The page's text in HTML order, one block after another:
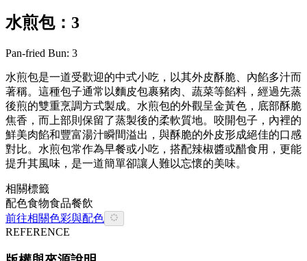
水煎包：3
Pan-fried Bun: 3
水煎包是一道受歡迎的中式小吃，以其外皮酥脆、內餡多汁而
著稱。這種包子通常以麵皮包裹豬肉、蔬菜等餡料，經過先蒸
後煎的雙重烹調方式製成。水煎包的外觀呈金黃色，底部酥脆
焦香，而上部則保留了蒸製後的柔軟質地。咬開包子，內裡的
鮮美肉餡和豐富湯汁瞬間溢出，與酥脆的外皮形成絕佳的口感
對比。水煎包常作為早餐或小吃，搭配辣椒醬或醋食用，更能
提升其風味，是一道簡單卻讓人難以忘懷的美味。
相關標籤
配色食物食品餐飲
前往相關色彩與配色
REFERENCE